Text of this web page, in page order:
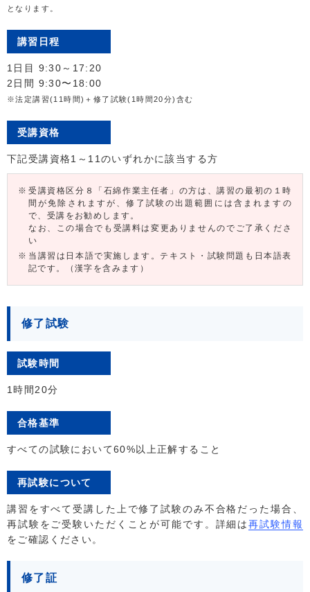
となります。
講習日程
1日目 9:30～17:20
2日間 9:30〜18:00
※法定講習(11時間)＋修了試験(1時間20分)含む
受講資格
下記受講資格1～11のいずれかに該当する方
受講資格区分８「石綿作業主任者」の方は、講習の最初の１時
間が免除されますが、修了試験の出題範囲には含まれますの
で、受講をお勧めします。
なお、この場合でも受講料は変更ありませんのでご了承くださ
い
当講習は日本語で実施します。テキスト・試験問題も日本語表
記です。（漢字を含みます）
修了試験
試験時間
1時間20分
合格基準
すべての試験において60%以上正解すること
再試験について
講習をすべて受講した上で修了試験のみ不合格だった場合、
再試験をご受験いただくことが可能です。詳細は再試験情報
をご確認ください。
修了証